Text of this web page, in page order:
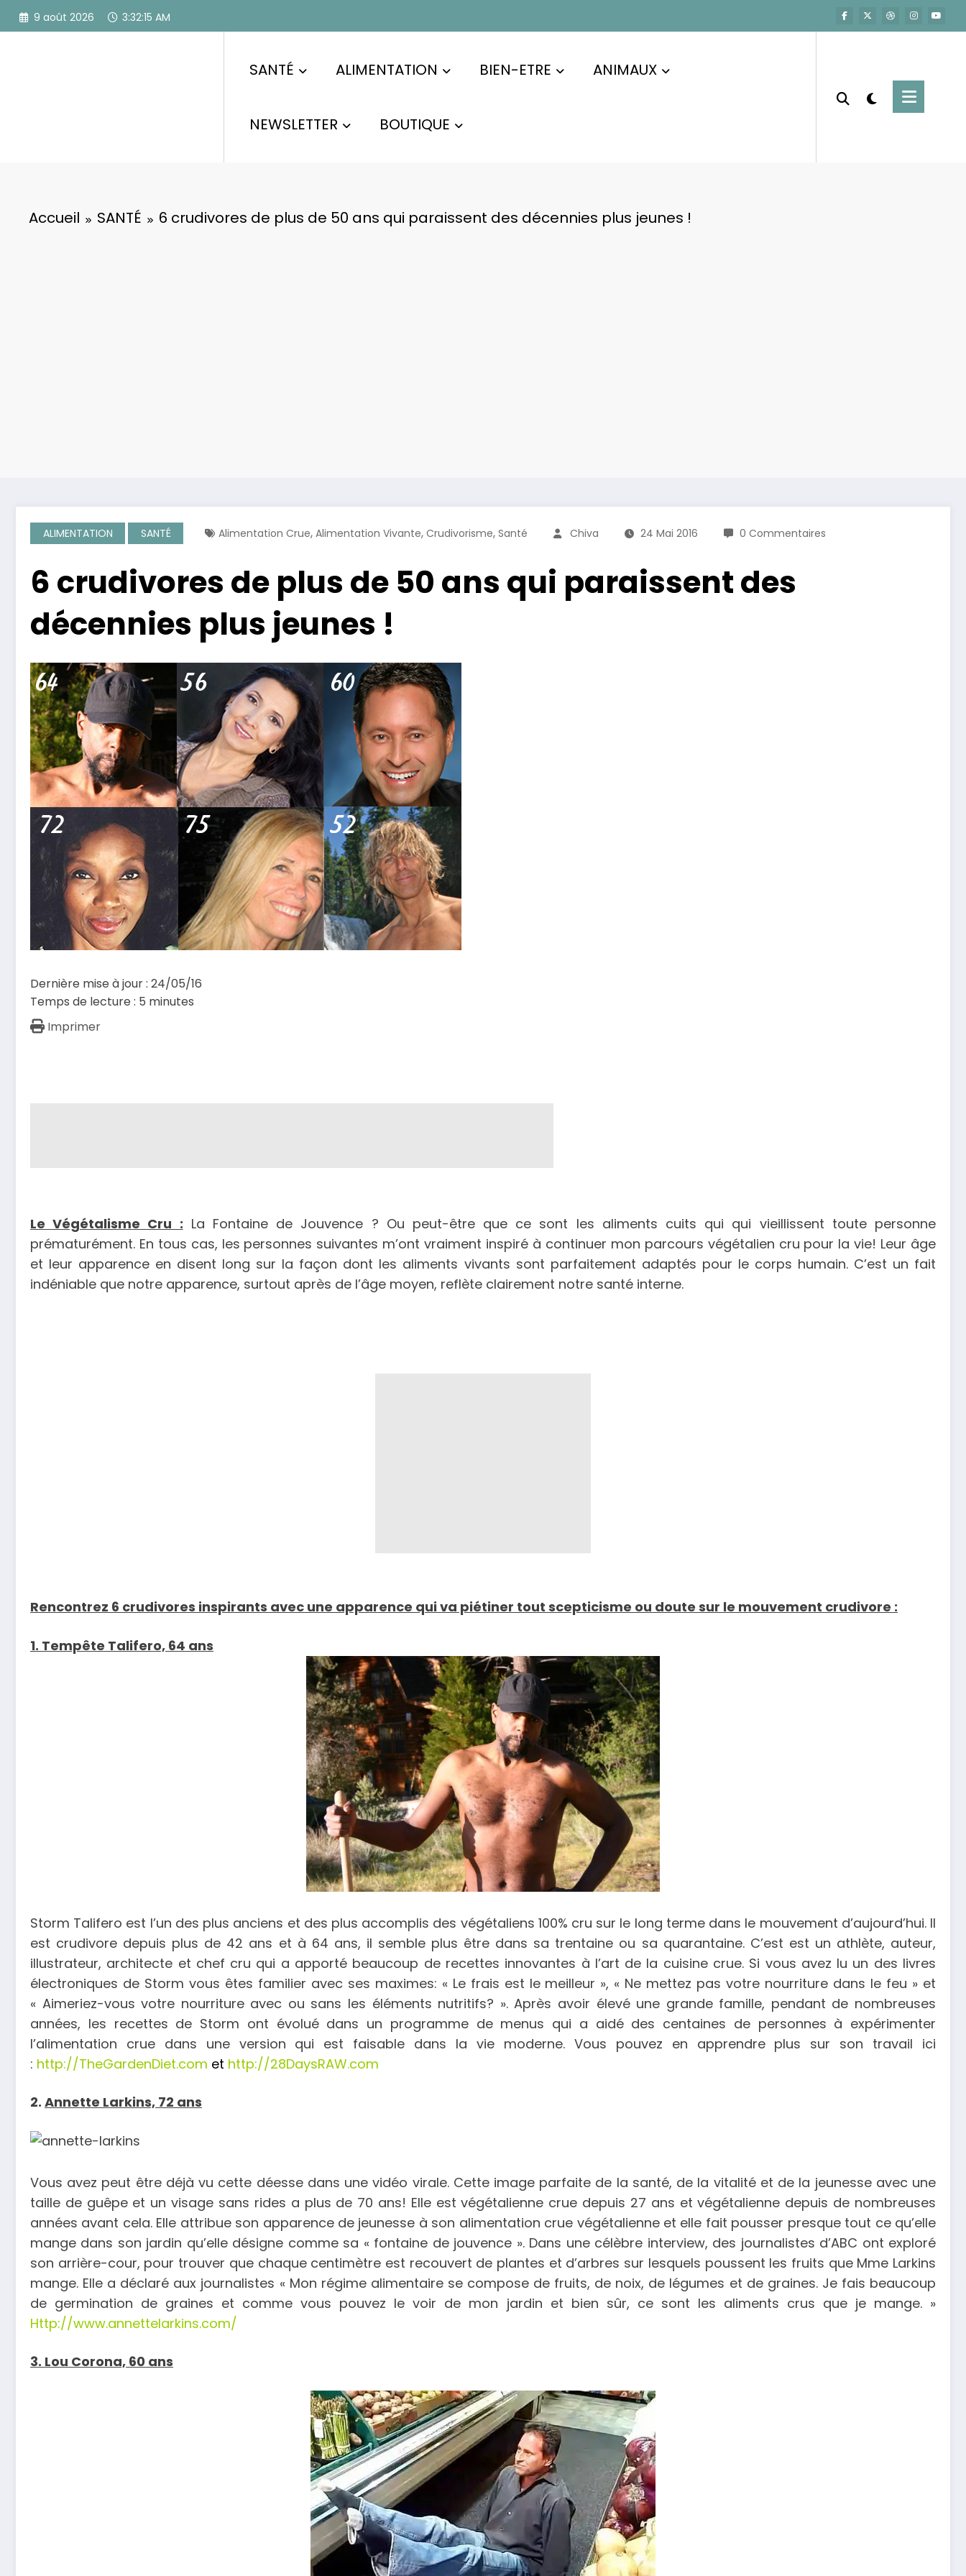
Aller
9 août 2026 3:32:16 AM
SANTÉ ALIMENTATION BIEN-ETRE ANIMAUX
NEWSLETTER BOUTIQUE
Accueil SANTÉ 6 crudivores de plus de 50 ans qui paraissent des décennies plus jeunes !
ALIMENTATION SANTÉ Alimentation Crue, Alimentation Vivante, Crudivorisme, Santé Chiva 24 Mai 2016 0 Commentaires
6 crudivores de plus de 50 ans qui paraissent des
décennies plus jeunes !
Dernière mise à jour : 24/05/16
Temps de lecture : 5 minutes
Imprimer
Le Végétalisme Cru : La Fontaine de Jouvence ? Ou peut-être que ce sont les aliments cuits qui qui vieillissent toute personne
prématurément. En tous cas, les personnes suivantes m’ont vraiment inspiré à continuer mon parcours végétalien cru pour la vie! Leur âge
et leur apparence en disent long sur la façon dont les aliments vivants sont parfaitement adaptés pour le corps humain. C’est un fait
indéniable que notre apparence, surtout après de l’âge moyen, reflète clairement notre santé interne.
Rencontrez 6 crudivores inspirants avec une apparence qui va piétiner tout scepticisme ou doute sur le mouvement crudivore :
1. Tempête Talifero, 64 ans
Storm Talifero est l’un des plus anciens et des plus accomplis des végétaliens 100% cru sur le long terme dans le mouvement d’aujourd’hui. Il
est crudivore depuis plus de 42 ans et à 64 ans, il semble plus être dans sa trentaine ou sa quarantaine. C’est est un athlète, auteur,
illustrateur, architecte et chef cru qui a apporté beaucoup de recettes innovantes à l’art de la cuisine crue. Si vous avez lu un des livres
électroniques de Storm vous êtes familier avec ses maximes: « Le frais est le meilleur », « Ne mettez pas votre nourriture dans le feu » et
« Aimeriez-vous votre nourriture avec ou sans les éléments nutritifs? ». Après avoir élevé une grande famille, pendant de nombreuses
années, les recettes de Storm ont évolué dans un programme de menus qui a aidé des centaines de personnes à expérimenter
l’alimentation crue dans une version qui est faisable dans la vie moderne. Vous pouvez en apprendre plus sur son travail ici
: http://TheGardenDiet.com et http://28DaysRAW.com
2. Annette Larkins, 72 ans
Vous avez peut être déjà vu cette déesse dans une vidéo virale. Cette image parfaite de la santé, de la vitalité et de la jeunesse avec une
taille de guêpe et un visage sans rides a plus de 70 ans! Elle est végétalienne crue depuis 27 ans et végétalienne depuis de nombreuses
années avant cela. Elle attribue son apparence de jeunesse à son alimentation crue végétalienne et elle fait pousser presque tout ce qu’elle
mange dans son jardin qu’elle désigne comme sa « fontaine de jouvence ». Dans une célèbre interview, des journalistes d’ABC ont exploré
son arrière-cour, pour trouver que chaque centimètre est recouvert de plantes et d’arbres sur lesquels poussent les fruits que Mme Larkins
mange. Elle a déclaré aux journalistes « Mon régime alimentaire se compose de fruits, de noix, de légumes et de graines. Je fais beaucoup
de germination de graines et comme vous pouvez le voir de mon jardin et bien sûr, ce sont les aliments crus que je mange. »
Http://www.annettelarkins.com/
3. Lou Corona, 60 ans